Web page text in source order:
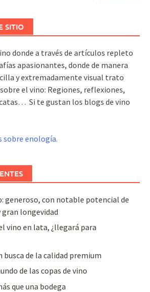
SITIO
donde a través de artículos repleto
apasionantes, donde de manera
y extremadamente visual trato
el vino: Regiones, reflexiones,
Si te gustan los blogs de vino
sobre enología.
generoso, con notable potencial de
longevidad
vino en lata, ¿llegará para
busca de la calidad premium
de las copas de vino
que una bodega